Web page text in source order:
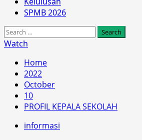
SPMB 2026
Search
for:
Watch
Home
2022
October
10
PROFIL KEPALA SEKOLAH
informasi